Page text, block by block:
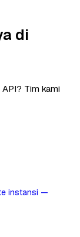
di
Tim kami
instansi —